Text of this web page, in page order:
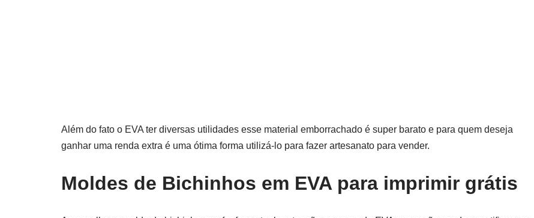
Além do fato o EVA ter diversas utilidades esse material emborrachado é super barato e para quem deseja
ganhar uma renda extra é uma ótima forma utilizá-lo para fazer artesanato para vender.
Moldes de Bichinhos em EVA para imprimir grátis